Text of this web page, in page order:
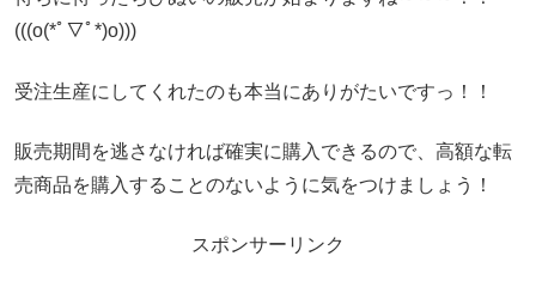
(((o(*ﾟ▽ﾟ*)o)))
受注生産にしてくれたのも本当にありがたいですっ！！
販売期間を逃さなければ確実に購入できるので、高額な転
売商品を購入することのないように気をつけましょう！
スポンサーリンク